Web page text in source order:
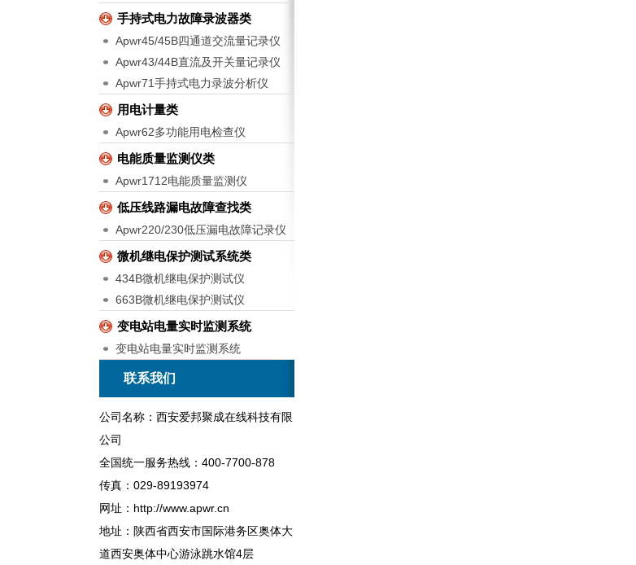
手持式电力故障录波器类
Apwr45/45B四通道交流量记录仪
Apwr43/44B直流及开关量记录仪
Apwr71手持式电力录波分析仪
用电计量类
Apwr62多功能用电检查仪
电能质量监测仪类
Apwr1712电能质量监测仪
低压线路漏电故障查找类
Apwr220/230低压漏电故障记录仪
微机继电保护测试系统类
434B微机继电保护测试仪
663B微机继电保护测试仪
变电站电量实时监测系统
变电站电量实时监测系统
联系我们
公司名称：西安爱邦聚成在线科技有限
公司
全国统一服务热线：400-7700-878
传真：029-89193974
网址：http://www.apwr.cn
地址：陕西省西安市国际港务区奥体大
道西安奥体中心游泳跳水馆4层